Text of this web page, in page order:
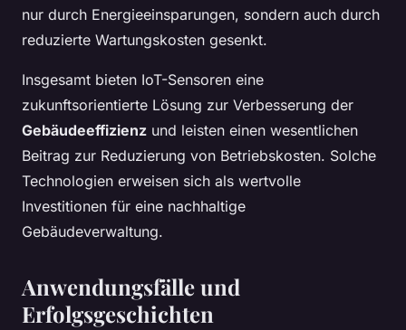
nur durch Energieeinsparungen, sondern auch durch
reduzierte Wartungskosten gesenkt.
Insgesamt bieten IoT-Sensoren eine
zukunftsorientierte Lösung zur Verbesserung der
Gebäudeeffizienz und leisten einen wesentlichen
Beitrag zur Reduzierung von Betriebskosten. Solche
Technologien erweisen sich als wertvolle
Investitionen für eine nachhaltige
Gebäudeverwaltung.
Anwendungsfälle und
Erfolgsgeschichten